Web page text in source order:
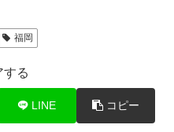
福岡
する
LINE コピー